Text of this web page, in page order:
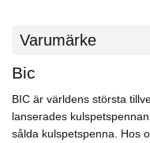
Varumärke
Bic
BIC är världens största
lanserades
sålda kulspetspenna. Hos